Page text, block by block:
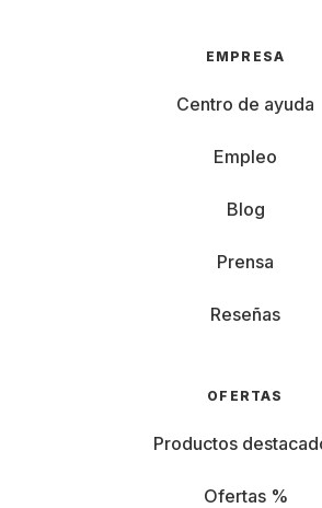
EMPRESA
Centro de ayuda
Empleo
Blog
Prensa
Reseñas
OFERTAS
Productos
Ofertas %